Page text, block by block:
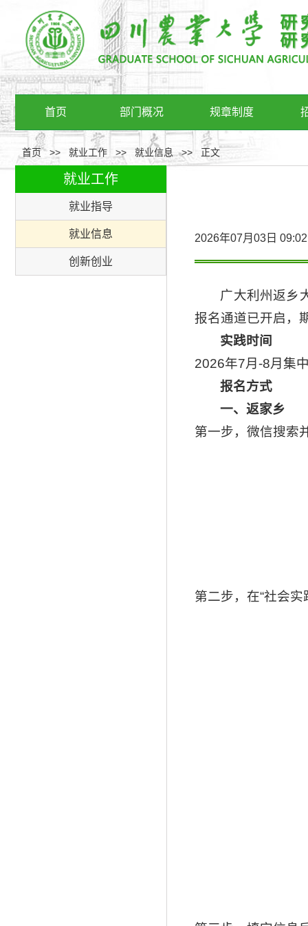
首页 部门概况 规章制度
首页>> 就业工作 >> 就业信息 >> 正文
就业工作
就业指导
就业信息
创新创业
2026年07月03日
广大利州返乡
报名通道已开启，
实践时间
2026年7月-8月集
报名方式
一、返家乡
第一步，微信搜索
第二步，在“社会实